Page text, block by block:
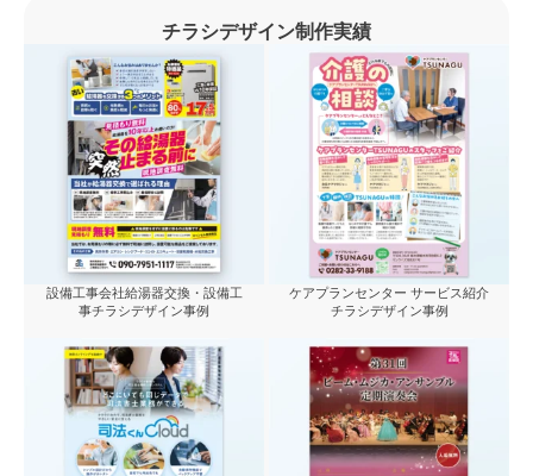
チラシデザイン制作実績
設備工事会社給湯器交換・設備工
事チラシデザイン事例
ケアプランセンター サービス紹介
チラシデザイン事例